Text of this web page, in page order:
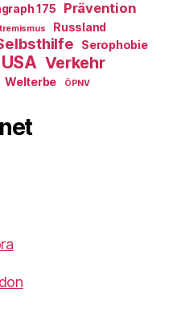
175
Prävention
Russland
Serophobie
USA Verkehr
Welterbe ÖPNV